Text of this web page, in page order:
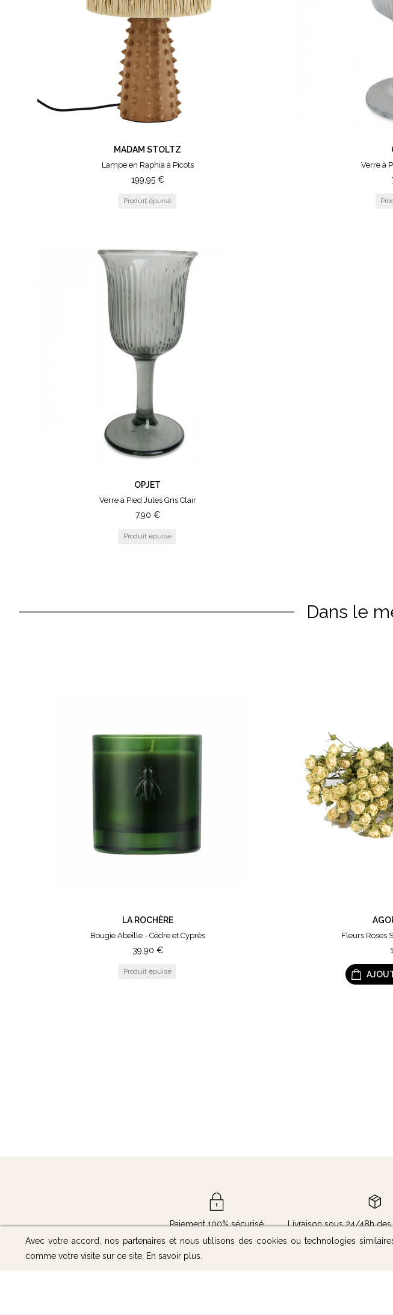
MADAM STOLTZ
Lampe en Raphia à Picots
199,95 €
Verre à
OPJET
Verre à Pied Jules Gris Clair
7,90 €
Dans le
LA ROCHÈRE
Bougie Abeille - Cèdre et Cyprès
39,90 €
Fleurs Roses
Paiement 100% sécurisé Livraison sous 24/48h
Avec votre accord, nos partenaires et nous utilisons des cookies ou technologies
comme votre visite sur ce site. En savoir plus